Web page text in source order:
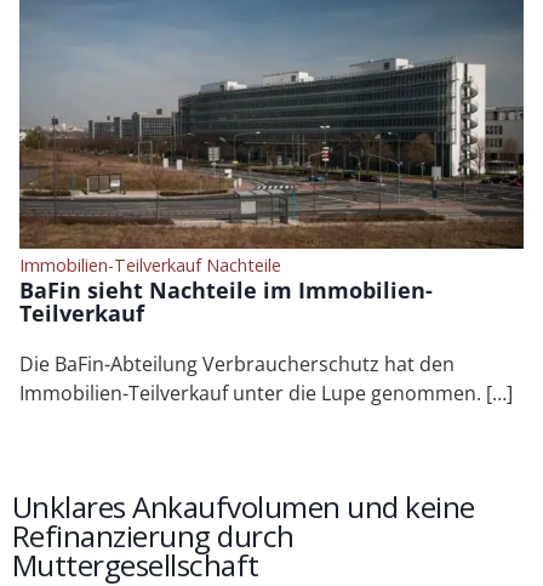
Immobilien-Teilverkauf Nachteile
BaFin sieht Nachteile im Immobilien-
Teilverkauf
Die BaFin-Abteilung Verbraucherschutz hat den
Immobilien-Teilverkauf unter die Lupe genommen. […]
Unklares Ankaufvolumen und keine
Refinanzierung durch
Muttergesellschaft